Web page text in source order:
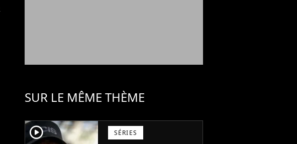
SUR LE MÊME THÈME
player2 SÉRIES